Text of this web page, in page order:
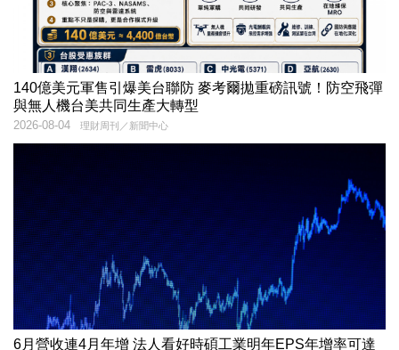
140億美元軍售引爆美台聯防 麥考爾拋重磅訊號！防空飛彈
與無人機台美共同生產大轉型
理財周刊／新聞中心
2026-08-04
6月營收連4月年增 法人看好時碩工業明年EPS年增率可達